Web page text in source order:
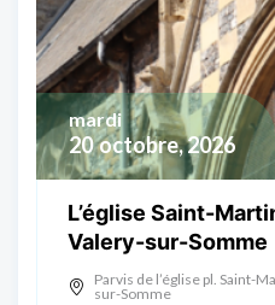
20 octobre, 2026
mardi
L’église Saint-
Valery-sur-Somme
Parvis de l’église pl. Saint-
sur-Somme